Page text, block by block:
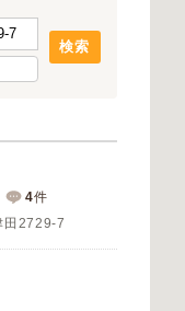
4件
田2729-7